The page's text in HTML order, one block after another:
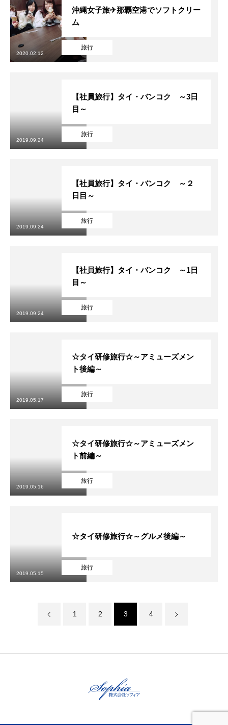
ソフィアが手掛ける事業
プライバシーポリシー
旅行
沖縄女子旅✈那覇空港でソフトクリー
ム
2020.02.12
旅行
【社員旅行】タイ・バンコク ～3日
目～
2019.09.24
旅行
【社員旅行】タイ・バンコク ～２
日目～
2019.09.24
旅行
【社員旅行】タイ・バンコク ～1日
目～
2019.09.24
旅行
☆タイ研修旅行☆～アミューズメン
ト後編～
2019.05.17
旅行
☆タイ研修旅行☆～アミューズメン
ト前編～
2019.05.16
旅行
☆タイ研修旅行☆～グルメ後編～
2019.05.15
1 2 3 4